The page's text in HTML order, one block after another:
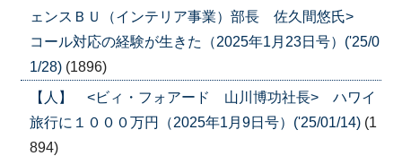
ェンスＢＵ（インテリア事業）部長 佐久間悠氏>
コール対応の経験が生きた（2025年1月23日号）('25/0
1/28) (1896)
【人】 <ビィ・フォアード 山川博功社長> ハワイ
旅行に１０００万円（2025年1月9日号）('25/01/14) (1
894)